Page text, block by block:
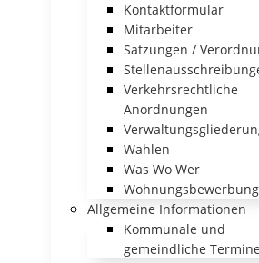
Kontaktformular
Mitarbeiter
Satzungen /
Verkehrsrechtliche
Anordnungen
Wahlen
Was Wo Wer
Allgemeine Informationen
Kommunale und
gemeindliche Termine